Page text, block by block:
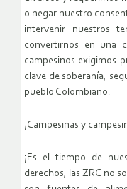
o negar nuestro
intervenir nuestros
convertirnos en una
campesinos exigimos
clave de soberanía,
pueblo Colombiano.
¡Campesinas y
¡Es el tiempo de
derechos, las ZRC no